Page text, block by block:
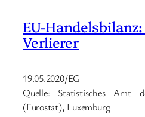
EU-
Verlierer
19.05.2020/EG
Quelle: Statistisches Amt
(Eurostat), Luxemburg